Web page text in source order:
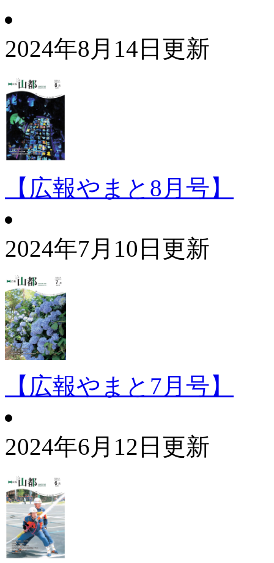
2024年8月14日更新
【広報やまと8月号】
2024年7月10日更新
【広報やまと7月号】
2024年6月12日更新